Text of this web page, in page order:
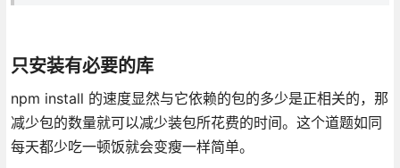
只安装有必要的库
npm install 的速度显然与它依赖的包的多少是正相关的，那
减少包的数量就可以减少装包所花费的时间。这个道题如同
每天都少吃一顿饭就会变瘦一样简单。